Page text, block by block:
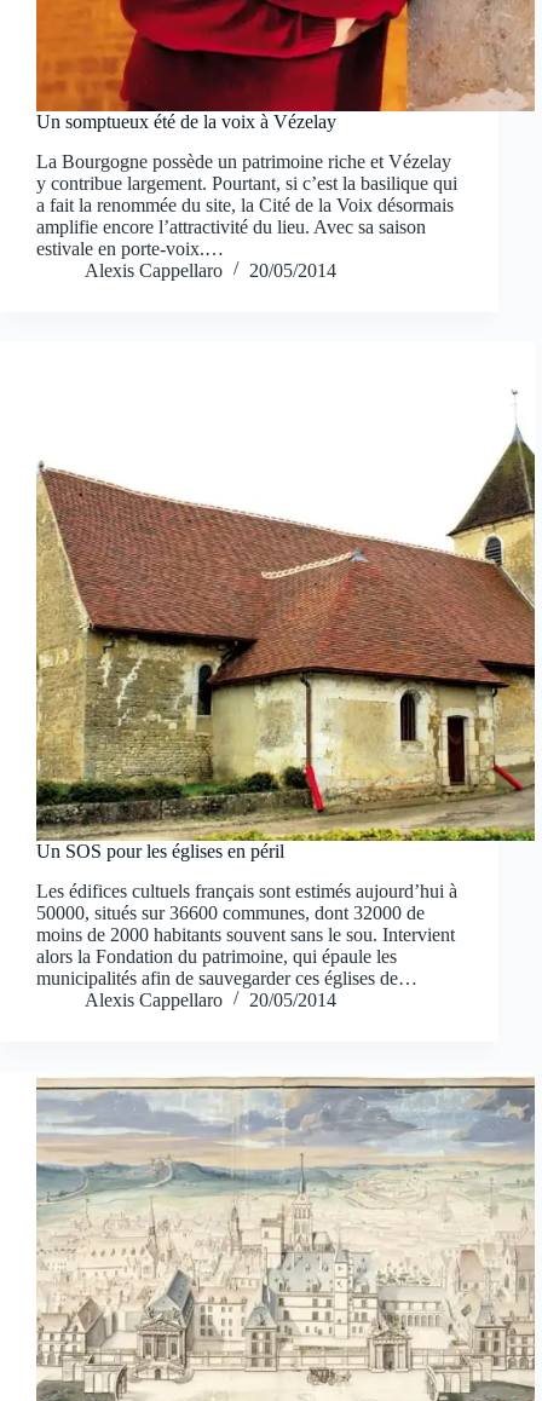
Un somptueux été de la voix à Vézelay
La Bourgogne possède un patrimoine riche et Vézelay
y contribue largement. Pourtant, si c’est la basilique qui
a fait la renommée du site, la Cité de la Voix désormais
amplifie encore l’attractivité du lieu. Avec sa saison
estivale en porte-voix.…
Alexis Cappellaro
20/05/2014
Un SOS pour les églises en péril
Les édifices cultuels français sont estimés aujourd’hui à
50000, situés sur 36600 communes, dont 32000 de
moins de 2000 habitants souvent sans le sou. Intervient
alors la Fondation du patrimoine, qui épaule les
municipalités afin de sauvegarder ces églises de…
Alexis Cappellaro
20/05/2014